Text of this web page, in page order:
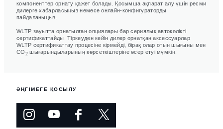
компоненттер орнату қажет болады. Қосымша ақпарат алу үшін ресми
дилерге хабарласыңыз немесе онлайн-конфигураторды
пайдаланыңыз.
WLTP зауытта орнатылған опциялары бар сериялық автокөлікті
сертификаттайды. Тіркеуден кейін дилер орнатқан аксессуарлар
WLTP сертификаттау процесіне кірмейді, бірақ олар отын шығыны мен
CO 2шығарындыларының көрсеткіштеріне әсер етуі мүмкін.
ӘҢГІМЕГЕ ҚОСЫЛУ